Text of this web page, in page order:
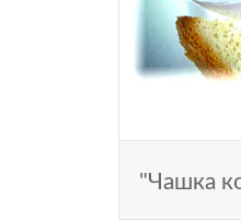
"Чашка